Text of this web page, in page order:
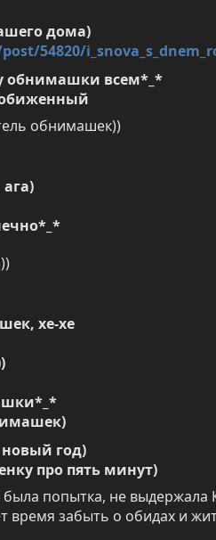
всех с днем рождения нашего дома)
54820/
обнимашки всем*_*
обиженный
обнимашек))
хе-хе
новый год)
про пять минут)
была попытка, не выдержала
время забыть о обидах и